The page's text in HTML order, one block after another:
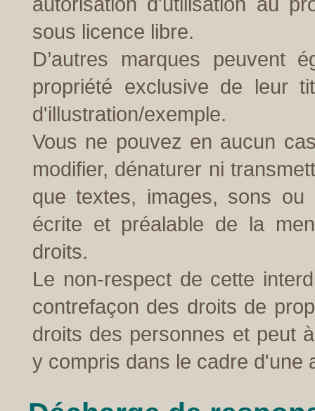
sous licence libre.
D’autres marques peuvent
propriété exclusive de leur
d'illustration/exemple.
Vous ne pouvez en aucun
modifier, dénaturer ni
que textes, images, sons ou
écrite et préalable de la
droits.
Le non-respect de cette
contrefaçon des droits de
droits des personnes et peut
y compris dans le cadre d'une